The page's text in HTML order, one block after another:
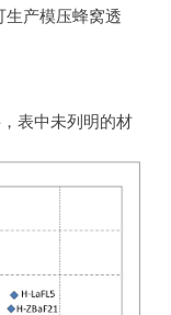
生产模压蜂窝透
表中未列明的材